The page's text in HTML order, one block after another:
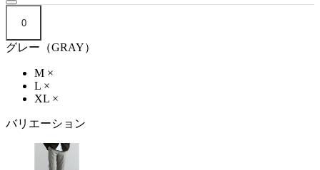
0
グレー（GRAY）
M ×
L ×
XL ×
バリエーション